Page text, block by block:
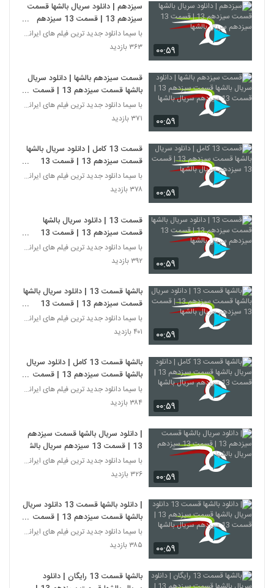
۰۰:۵۹
سیزدهم | دانلود سریال بالشها قسمت
سیزدهم 13 | قسمت 13 سیزدهم
سریال بالشها
با سیما دانلود جدید ترین فیلم های ایرانی را در لحظ
۳۶۳ بازدید
۰۰:۵۹
قسمت سیزدهم بالشها | دانلود سریال
بالشها قسمت سیزدهم 13 | قسمت
13 سیزدهم سریال بالشها
با سیما دانلود جدید ترین فیلم های ایرانی را در لحظ
۳۷۱ بازدید
۰۰:۵۹
قسمت 13 کامل | دانلود سریال بالشها
قسمت سیزدهم 13 | قسمت 13
سیزدهم سریال بالشها
با سیما دانلود جدید ترین فیلم های ایرانی را در لحظ
۳۷۸ بازدید
۰۰:۵۹
قسمت 13 | دانلود سریال بالشها
قسمت سیزدهم 13 | قسمت 13
سیزدهم سریال بالشها
با سیما دانلود جدید ترین فیلم های ایرانی را در لحظ
۳۹۲ بازدید
۰۰:۵۹
بالشها قسمت 13 | دانلود سریال بالشها
قسمت سیزدهم 13 | قسمت 13
سیزدهم سریال بالشها
با سیما دانلود جدید ترین فیلم های ایرانی را در لحظ
۴۰۱ بازدید
۰۰:۵۹
بالشها قسمت 13 کامل | دانلود سریال
بالشها قسمت سیزدهم 13 | قسمت
13 سیزدهم سریال بالشها
با سیما دانلود جدید ترین فیلم های ایرانی را در لحظ
۳۸۴ بازدید
۰۰:۵۹
| دانلود سریال بالشها قسمت سیزدهم
13 | قسمت 13 سیزدهم سریال بالشها
با سیما دانلود جدید ترین فیلم های ایرانی را در لحظ
۳۲۶ بازدید
۰۰:۵۹
| دانلود بالشها قسمت 13 دانلود سریال
بالشها قسمت سیزدهم 13 | قسمت
13 سیزدهم سریال بالشها
با سیما دانلود جدید ترین فیلم های ایرانی را در لحظ
۳۸۵ بازدید
بالشها قسمت 13 رایگان | دانلود